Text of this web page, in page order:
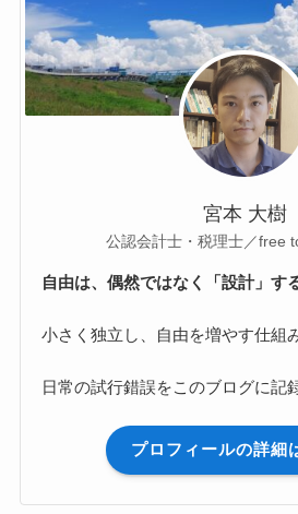
宮本 大樹
公認会計士・税理士／free
自由は、偶然ではなく「設計」す
小さく独立し、自由を増やす仕組
日常の試行錯誤をこのブログに記
プロフィールの詳細